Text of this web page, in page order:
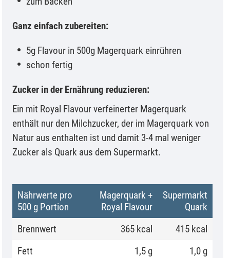
Ganz einfach zubereiten:
5g Flavour in 500g Magerquark einrühren
schon fertig
Zucker in der Ernährung reduzieren:
Ein mit Royal Flavour verfeinerter Magerquark
enthält nur den Milchzucker, der im Magerquark von
Natur aus enthalten ist und damit 3-4 mal weniger
Zucker als Quark aus dem Supermarkt.
Nährwerte pro
500 g Portion
Magerquark +
Royal Flavour
Supermarkt
Quark
Brennwert
365 kcal
415 kcal
Fett
1,5 g
1,0 g